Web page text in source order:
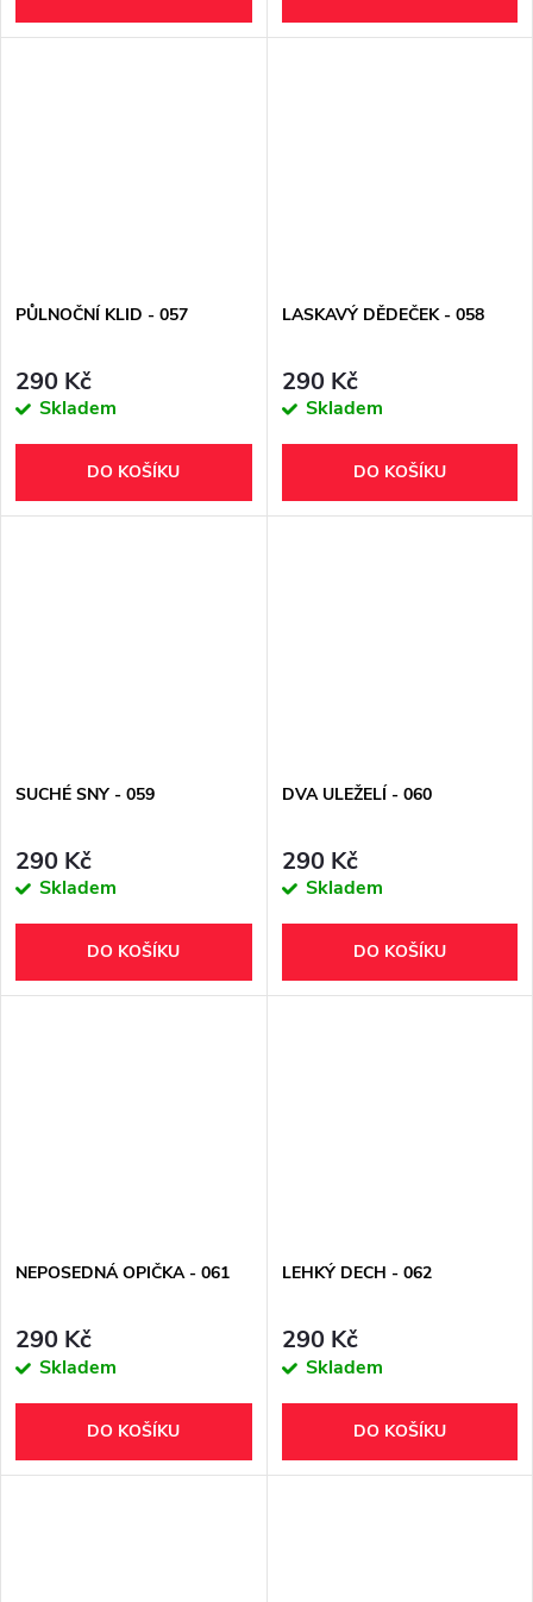
PŮLNOČNÍ KLID - 057
290 Kč
Skladem
DO KOŠÍKU
LASKAVÝ DĚDEČEK - 058
290 Kč
Skladem
DO KOŠÍKU
SUCHÉ SNY - 059
290 Kč
Skladem
DO KOŠÍKU
DVA ULEŽELÍ - 060
290 Kč
Skladem
DO KOŠÍKU
NEPOSEDNÁ OPIČKA - 061
290 Kč
Skladem
DO KOŠÍKU
LEHKÝ DECH - 062
290 Kč
Skladem
DO KOŠÍKU